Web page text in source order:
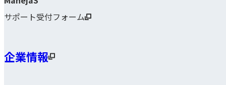
サポート受付フォーム
企業情報